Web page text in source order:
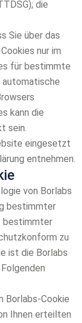
die
Sie über das
nur im
für bestimmte
automatische
kann die
sein.
eingesetzt
entnehmen.
von Borlabs
bestimmter
bestimmter
zu
ist die Borlabs
Borlabs-Cookie
Ihnen erteilten